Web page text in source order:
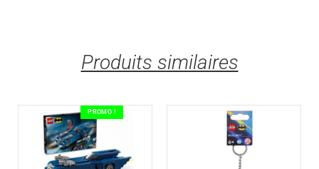
Produits similaires
PROMO !